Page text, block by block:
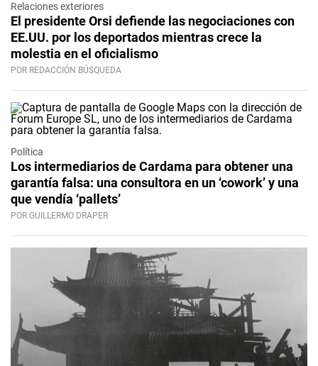
Relaciones exteriores
El presidente Orsi defiende las negociaciones con
EE.UU. por los deportados mientras crece la
molestia en el oficialismo
POR REDACCIÓN BÚSQUEDA
Política
Los intermediarios de Cardama para obtener una
garantía falsa: una consultora en un ‘cowork’ y una
que vendía ‘pallets’
POR GUILLERMO DRAPER